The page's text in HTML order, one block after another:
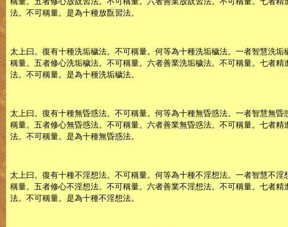
法。不可稱量。是為十種放翫習法。
太上曰。復有十種洗垢穢法。不可稱量。何等為十種洗垢穢法。一者智慧洗
稱量。五者修心洗垢穢法。不可稱量。六者善業洗垢穢法。不可稱量。七者
法。不可稱量。是為十種洗垢穢法。
太上曰。復有十種無昏惑法。不可稱量。何等為十種無昏惑法。一者智慧無
稱量。五者修心無昏惑法。不可稱量。六者善業無昏惑法。不可稱量。七者
法。不可稱量。是為十種無昏惑法。
太上曰。復有十種不淫想法。不可稱量。何等為十種不淫想法。一者智慧不
稱量。五者修心不淫想法。不可稱量。六者善業不淫想法。不可稱量。七者
法。不可稱量。是為十種不淫想法。